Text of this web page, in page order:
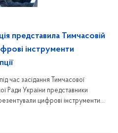
представила Тимчасовій
інструменти
час засідання Тимчасової
Ради України представники
цифрові інструменти